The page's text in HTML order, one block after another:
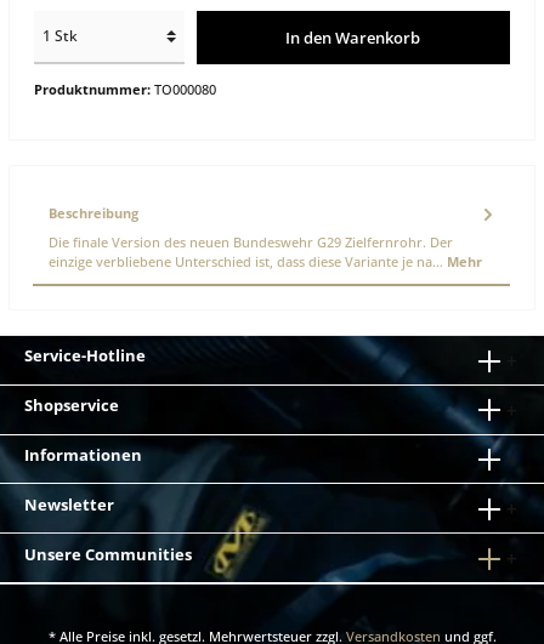
In den Warenkorb
Produktnummer: TO000080
Beschreibung
Die finale Version des neuen Bundeswehr G29 Zielfernrohr. Der
einzige verbliebene Unterschied ist, dass diese Variante je na… Mehr
Service-Hotline
Shopservice
Informationen
Newsletter
Unsere Communities
* Alle Preise inkl. gesetzl. Mehrwertsteuer zzgl. Versandkosten und ggf.